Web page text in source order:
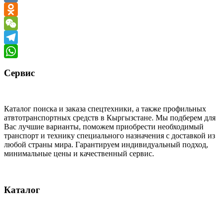
VK
Odnoklassniki
WeChat
Telegram
Сервис
Каталог поиска и заказа спецтехники, а также профильных
атвтотранспортных средств в Кыргызстане. Мы подберем для
Вас лучшие варианты, поможем приобрести необходимый
транспорт и технику специального назначения с доставкой из
любой страны мира. Гарантируем индивидуальный подход,
минимальные цены и качественный сервис.
Каталог